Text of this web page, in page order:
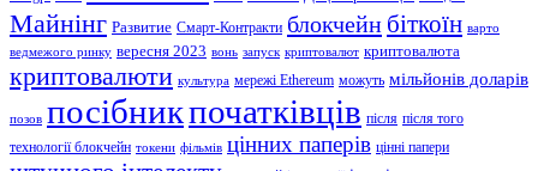
Майнінг Развитие Смарт-Контракти блокчейн біткоїн варто
ведмежого ринку вересня 2023 вонь запуск криптовалют криптовалюта
криптовалюти культура мережі Ethereum можуть мільйонів доларів
позов посібникпочатківців після після того
технології блокчейн токени фільмів цінних паперів цінні папери